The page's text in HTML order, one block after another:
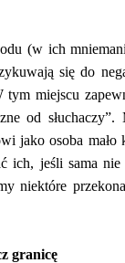
(w ich
się do
miejscu
od
jako osoba
ich, jeśli sama
niektóre
granicę